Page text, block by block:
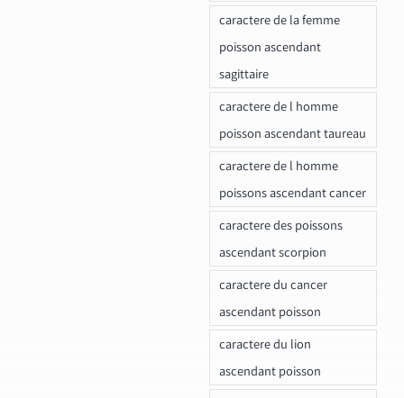
caractere de la femme
poisson ascendant
sagittaire
caractere de l homme
poisson ascendant taureau
caractere de l homme
poissons ascendant cancer
caractere des poissons
ascendant scorpion
caractere du cancer
ascendant poisson
caractere du lion
ascendant poisson